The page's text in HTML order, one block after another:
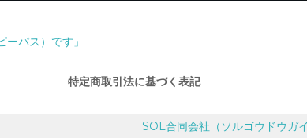
パス）です」
特定商取引法に基づく表記
SOL合同会社（ソルゴウドウガイ